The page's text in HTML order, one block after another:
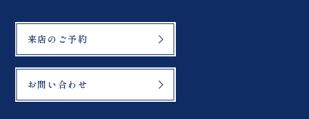
来店のご予約
お問い合わせ